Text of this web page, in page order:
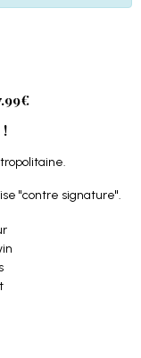
!
"contre signature".